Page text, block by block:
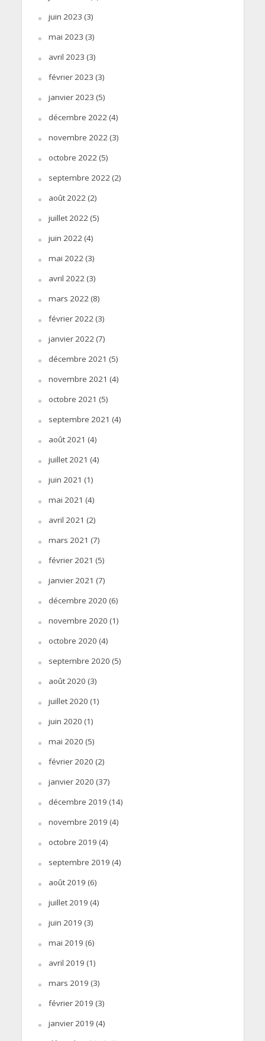
juin 2023 (3)
mai 2023 (3)
avril 2023 (3)
février 2023 (3)
janvier 2023 (5)
décembre 2022(4)
novembre 2022(3)
octobre 2022(5)
septembre 2022(2)
août 2022(2)
juillet 2022(5)
juin 2022(4)
mai 2022(3)
avril 2022(3)
mars 2022(8)
février 2022(3)
janvier 2022(7)
décembre 2021 (5)
novembre 2021 (4)
octobre 2021 (5)
septembre 2021 (4)
août 2021 (4)
juillet 2021 (4)
juin 2021 (1)
mai 2021 (4)
avril 2021 (2)
mars 2021 (7)
février 2021 (5)
janvier 2021 (7)
décembre 2020 (6)
novembre 2020 (1)
octobre 2020 (4)
septembre 2020 (5)
août 2020 (3)
juillet 2020 (1)
juin 2020 (1)
mai 2020 (5)
février 2020 (2)
janvier 2020 (37)
décembre 2019 (14)
novembre 2019 (4)
octobre 2019 (4)
septembre 2019 (4)
août 2019 (6)
juillet 2019 (4)
juin 2019 (3)
mai 2019 (6)
avril 2019 (1)
mars 2019 (3)
février 2019 (3)
janvier 2019 (4)